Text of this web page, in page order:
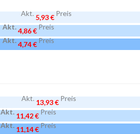
Akt.5,93 €Preis
Akt.4,86 €Preis
Akt.4,74 €Preis
Akt.13,93 €Preis
Akt.11,42 €Preis
Akt.11,14 €Preis